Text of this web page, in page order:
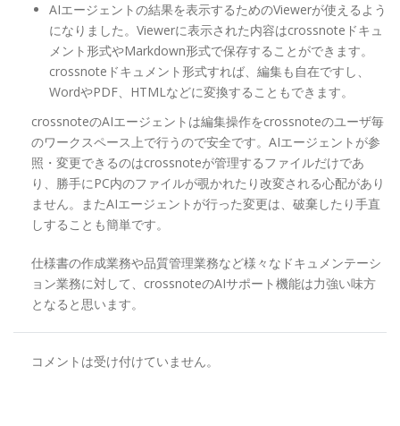
AIエージェントの結果を表示するためのViewerが使えるよう
になりました。Viewerに表示された内容はcrossnoteドキュ
メント形式やMarkdown形式で保存することができます。
crossnoteドキュメント形式すれば、編集も自在ですし、
WordやPDF、HTMLなどに変換することもできます。
crossnoteのAIエージェントは編集操作をcrossnoteのユーザ毎
のワークスペース上で行うので安全です。AIエージェントが参
照・変更できるのはcrossnoteが管理するファイルだけであ
り、勝手にPC内のファイルが覗かれたり改変される心配があり
ません。またAIエージェントが行った変更は、破棄したり手直
しすることも簡単です。
仕様書の作成業務や品質管理業務など様々なドキュメンテーシ
ョン業務に対して、crossnoteのAIサポート機能は力強い味方
となると思います。
コメントは受け付けていません。